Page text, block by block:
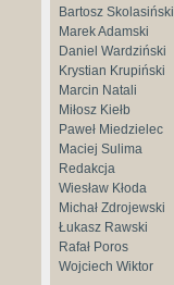
Bartosz Skolasiński
Marek Adamski
Daniel Wardziński
Krystian Krupiński
Marcin Natali
Miłosz Kiełb
Paweł Miedzielec
Maciej Sulima
Redakcja
Wiesław Kłoda
Michał Zdrojewski
Łukasz Rawski
Rafał Poros
Wojciech Wiktor